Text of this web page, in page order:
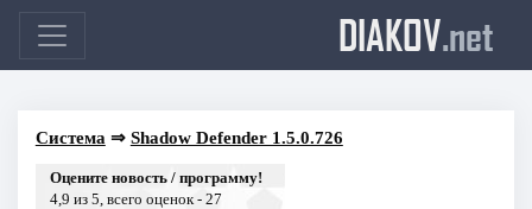
DIAKOV.net
Система ⇒ Shadow Defender 1.5.0.726
Оцените новость / программу!
4,9 из 5, всего оценок - 27